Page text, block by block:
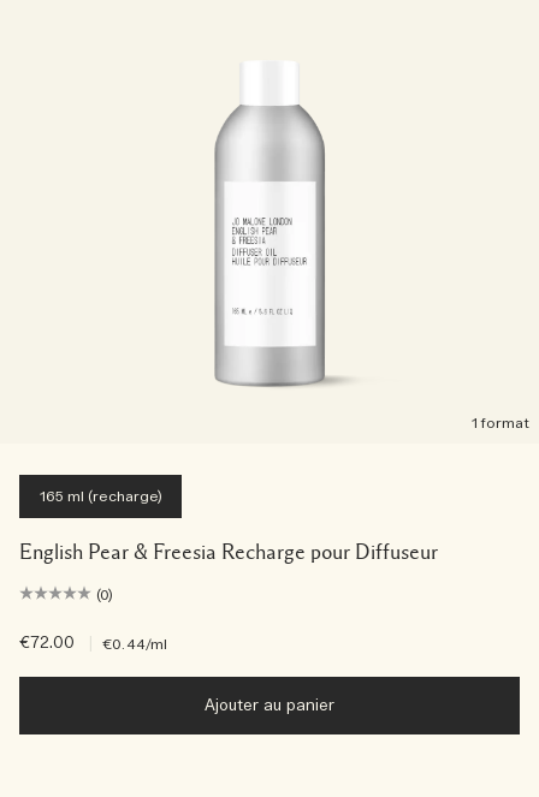
1 format
165 ml (recharge)
English Pear & Freesia Recharge pour Diffuseur
(0)
€72.00 €0.44/ml
Ajouter au panier